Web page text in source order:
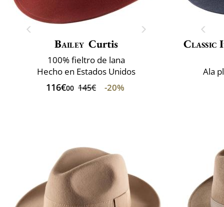
Bailey Curtis
100% fieltro de lana
Hecho en Estados Unidos
116€00 145€ -20%
Classic
Ala